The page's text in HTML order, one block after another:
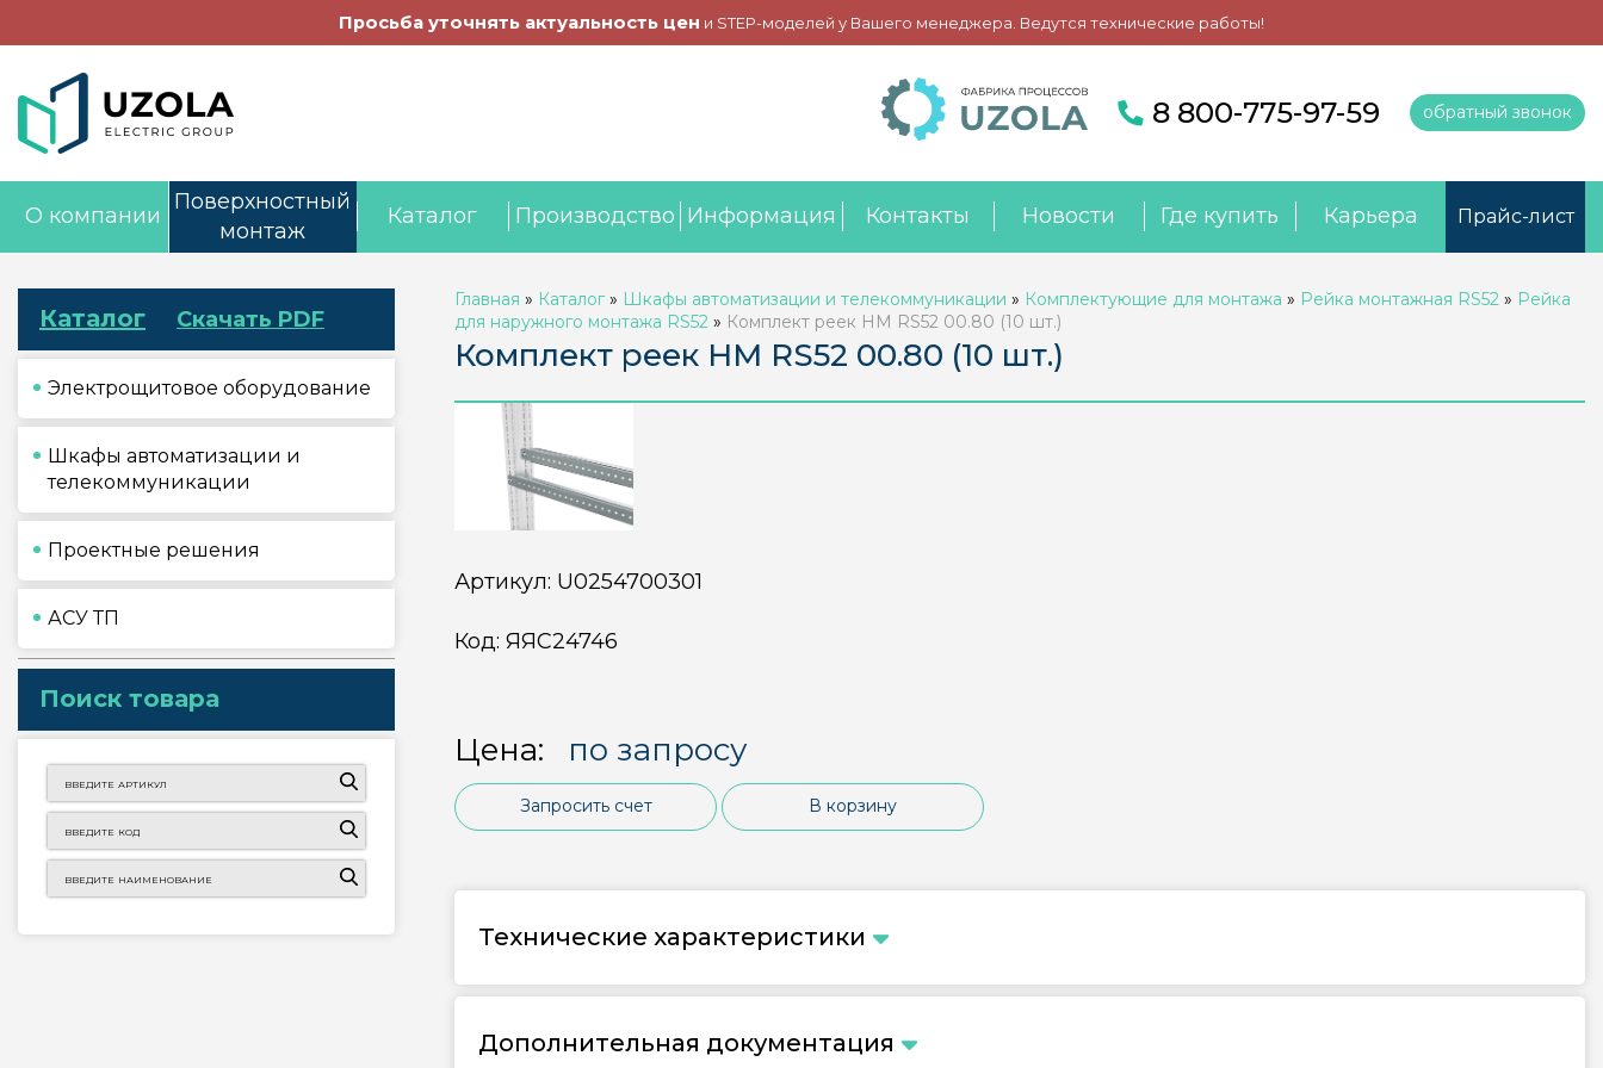
Просьба уточнять актуальность цен и STEP-моделей у Вашего менеджера. Ведутся технические работы!
8 800-775-97-59 обратный звонок
О компании
Поверхностный
монтаж
Каталог Производство Информация Контакты Новости Где купить Карьера Прайс-лист
Каталог Скачать PDF
Электрощитовое оборудование
Шкафы автоматизации и
телекоммуникации
Проектные решения
АСУ ТП
Поиск товара
Главная » Каталог » Шкафы автоматизации и телекоммуникации » Комплектующие для монтажа » Рейка монтажная RS52 » Рейка
для наружного монтажа RS52 » Комплект реек НМ RS52 00.80 (10 шт.)
Комплект реек НМ RS52 00.80 (10 шт.)
Артикул: U0254700301
Код: ЯЯС24746
Цена: по запросу
Запросить счет В корзину
Технические характеристики
Дополнительная документация